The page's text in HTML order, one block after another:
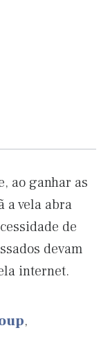
ao ganhar as
a vela abra
de
devam
internet.
,